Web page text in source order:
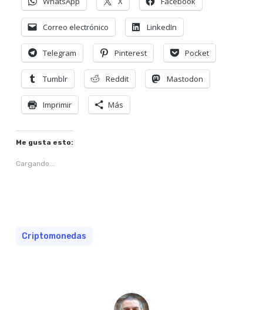
Correo electrónico LinkedIn
Telegram Pinterest Pocket
Tumblr Reddit Mastodon
Imprimir Más
Me gusta esto:
Cargando...
Criptomonedas